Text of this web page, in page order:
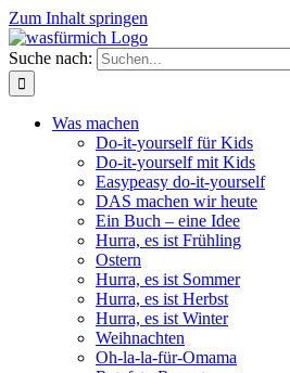
Zum Inhalt springen
Suche nach:
Was machen
Do-it-yourself für Kids
Do-it-yourself mit Kids
Easypeasy do-it-yourself
DAS machen wir heute
Ein Buch – eine Idee
Hurra, es ist Frühling
Ostern
Hurra, es ist Sommer
Hurra, es ist Herbst
Hurra, es ist Winter
Weihnachten
Oh-la-la-für-Omama